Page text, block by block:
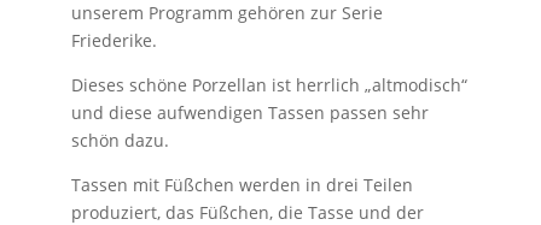
unserem Programm gehören zur Serie
Friederike.
Dieses schöne Porzellan ist herrlich „altmodisch“
und diese aufwendigen Tassen passen sehr
schön dazu.
Tassen mit Füßchen werden in drei Teilen
produziert, das Füßchen, die Tasse und der